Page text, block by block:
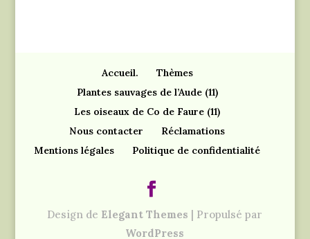
Accueil.
Thèmes
Plantes sauvages de l’Aude (11)
Les oiseaux de Co de Faure (11)
Nous contacter
Réclamations
Mentions légales
Politique de confidentialité
Design de Elegant Themes | Propulsé par
WordPress